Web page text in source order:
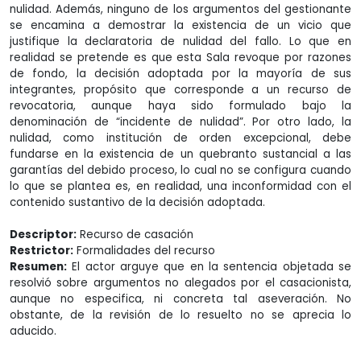
nulidad. Además, ninguno de los argumentos del gestionante
se encamina a demostrar la existencia de un vicio que
justifique la declaratoria de nulidad del fallo. Lo que en
realidad se pretende es que esta Sala revoque por razones
de fondo, la decisión adoptada por la mayoría de sus
integrantes, propósito que corresponde a un recurso de
revocatoria, aunque haya sido formulado bajo la
denominación de “incidente de nulidad”. Por otro lado, la
nulidad, como institución de orden excepcional, debe
fundarse en la existencia de un quebranto sustancial a las
garantías del debido proceso, lo cual no se configura cuando
lo que se plantea es, en realidad, una inconformidad con el
contenido sustantivo de la decisión adoptada.
Descriptor: Recurso de casación
Restrictor: Formalidades del recurso
Resumen: El actor arguye que en la sentencia objetada se
resolvió sobre argumentos no alegados por el casacionista,
aunque no especifica, ni concreta tal aseveración. No
obstante, de la revisión de lo resuelto no se aprecia lo
aducido.